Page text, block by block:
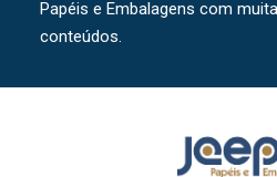
Papéis e Embalagens com
conteúdos.